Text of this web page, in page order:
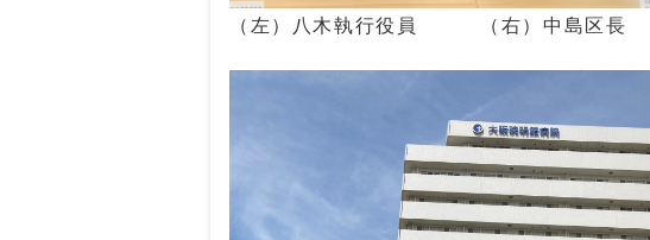
（左）八木執行役員 （右）中島区長